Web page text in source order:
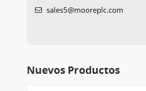
sales5@mooreplc.com
Nuevos Productos